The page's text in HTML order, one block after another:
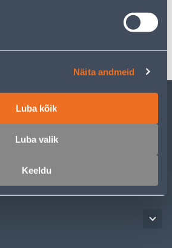
Näita andmeid
Luba kõik
Luba valik
Keeldu